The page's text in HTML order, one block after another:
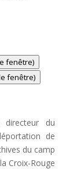
fenêtre)
fenêtre)
du
de
du camp
Croix-Rouge